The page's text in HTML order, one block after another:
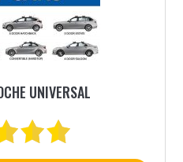
UNIVERSAL